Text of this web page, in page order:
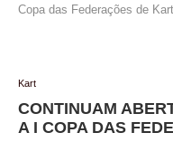
Copa das Federações de Kart
Kart
CONTINUAM
A I COPA DAS